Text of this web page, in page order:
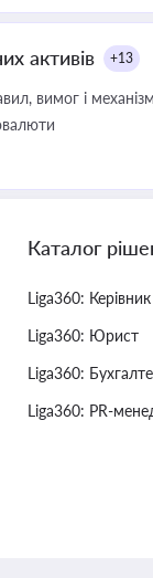
активів +13
вимог і
Каталог
Liga360: Керівник
Liga360: Юрист
Liga360:
Liga360: PR-